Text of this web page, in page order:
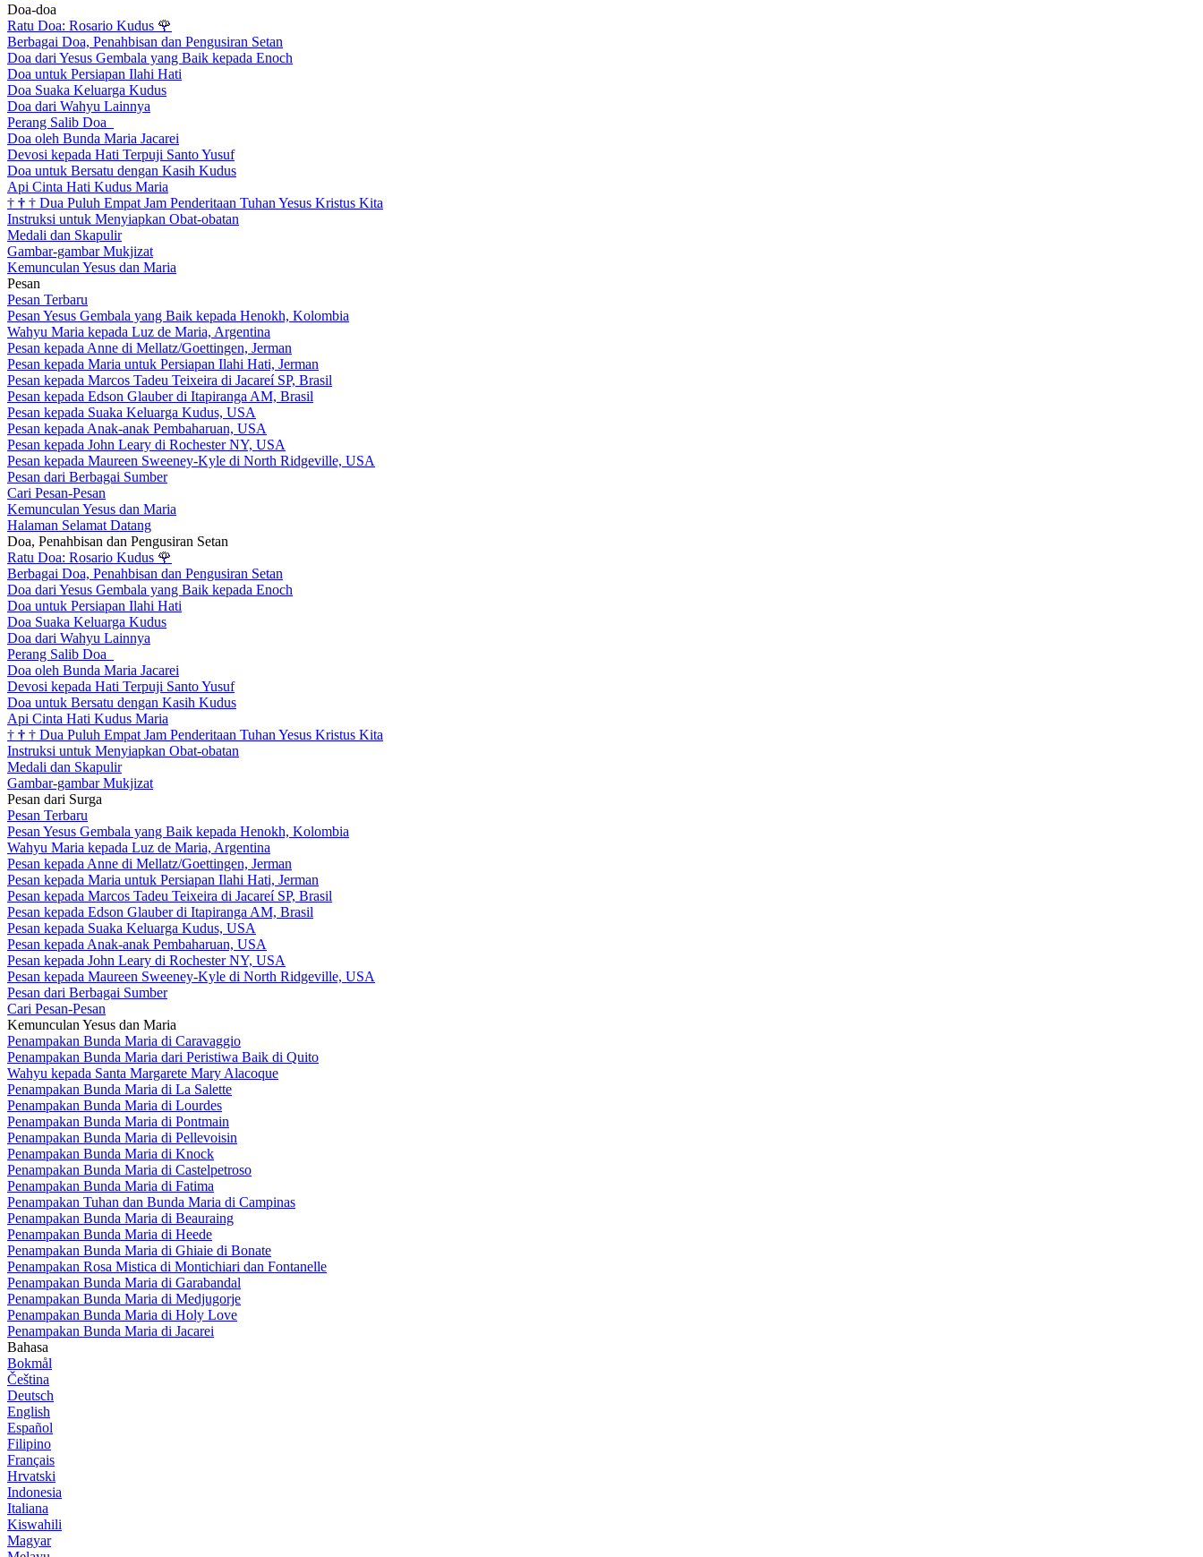
Doa-doa
Ratu Doa: Rosario Kudus 🌹
Berbagai Doa, Penahbisan dan Pengusiran Setan
Doa dari Yesus Gembala yang Baik kepada Enoch
Doa untuk Persiapan Ilahi Hati
Doa Suaka Keluarga Kudus
Doa dari Wahyu Lainnya
Perang Salib Doa
Doa oleh Bunda Maria Jacarei
Devosi kepada Hati Terpuji Santo Yusuf
Doa untuk Bersatu dengan Kasih Kudus
Api Cinta Hati Kudus Maria
† † † Dua Puluh Empat Jam Penderitaan Tuhan Yesus Kristus Kita
Instruksi untuk Menyiapkan Obat-obatan
Medali dan Skapulir
Gambar-gambar Mukjizat
Kemunculan Yesus dan Maria
Pesan
Pesan Terbaru
Pesan Yesus Gembala yang Baik kepada Henokh, Kolombia
Wahyu Maria kepada Luz de Maria, Argentina
Pesan kepada Anne di Mellatz/Goettingen, Jerman
Pesan kepada Maria untuk Persiapan Ilahi Hati, Jerman
Pesan kepada Marcos Tadeu Teixeira di Jacareí SP, Brasil
Pesan kepada Edson Glauber di Itapiranga AM, Brasil
Pesan kepada Suaka Keluarga Kudus, USA
Pesan kepada Anak-anak Pembaharuan, USA
Pesan kepada John Leary di Rochester NY, USA
Pesan kepada Maureen Sweeney-Kyle di North Ridgeville, USA
Pesan dari Berbagai Sumber
Cari Pesan-Pesan
Kemunculan Yesus dan Maria
Halaman Selamat Datang
Doa, Penahbisan dan Pengusiran Setan
Ratu Doa: Rosario Kudus 🌹
Berbagai Doa, Penahbisan dan Pengusiran Setan
Doa dari Yesus Gembala yang Baik kepada Enoch
Doa untuk Persiapan Ilahi Hati
Doa Suaka Keluarga Kudus
Doa dari Wahyu Lainnya
Perang Salib Doa
Doa oleh Bunda Maria Jacarei
Devosi kepada Hati Terpuji Santo Yusuf
Doa untuk Bersatu dengan Kasih Kudus
Api Cinta Hati Kudus Maria
† † † Dua Puluh Empat Jam Penderitaan Tuhan Yesus Kristus Kita
Instruksi untuk Menyiapkan Obat-obatan
Medali dan Skapulir
Gambar-gambar Mukjizat
Pesan dari Surga
Pesan Terbaru
Pesan Yesus Gembala yang Baik kepada Henokh, Kolombia
Wahyu Maria kepada Luz de Maria, Argentina
Pesan kepada Anne di Mellatz/Goettingen, Jerman
Pesan kepada Maria untuk Persiapan Ilahi Hati, Jerman
Pesan kepada Marcos Tadeu Teixeira di Jacareí SP, Brasil
Pesan kepada Edson Glauber di Itapiranga AM, Brasil
Pesan kepada Suaka Keluarga Kudus, USA
Pesan kepada Anak-anak Pembaharuan, USA
Pesan kepada John Leary di Rochester NY, USA
Pesan kepada Maureen Sweeney-Kyle di North Ridgeville, USA
Pesan dari Berbagai Sumber
Cari Pesan-Pesan
Kemunculan Yesus dan Maria
Penampakan Bunda Maria di Caravaggio
Penampakan Bunda Maria dari Peristiwa Baik di Quito
Wahyu kepada Santa Margarete Mary Alacoque
Penampakan Bunda Maria di La Salette
Penampakan Bunda Maria di Lourdes
Penampakan Bunda Maria di Pontmain
Penampakan Bunda Maria di Pellevoisin
Penampakan Bunda Maria di Knock
Penampakan Bunda Maria di Castelpetroso
Penampakan Bunda Maria di Fatima
Penampakan Tuhan dan Bunda Maria di Campinas
Penampakan Bunda Maria di Beauraing
Penampakan Bunda Maria di Heede
Penampakan Bunda Maria di Ghiaie di Bonate
Penampakan Rosa Mistica di Montichiari dan Fontanelle
Penampakan Bunda Maria di Garabandal
Penampakan Bunda Maria di Medjugorje
Penampakan Bunda Maria di Holy Love
Penampakan Bunda Maria di Jacarei
Bahasa
Bokmål
Čeština
Deutsch
English
Español
Filipino
Français
Hrvatski
Indonesia
Italiana
Kiswahili
Magyar